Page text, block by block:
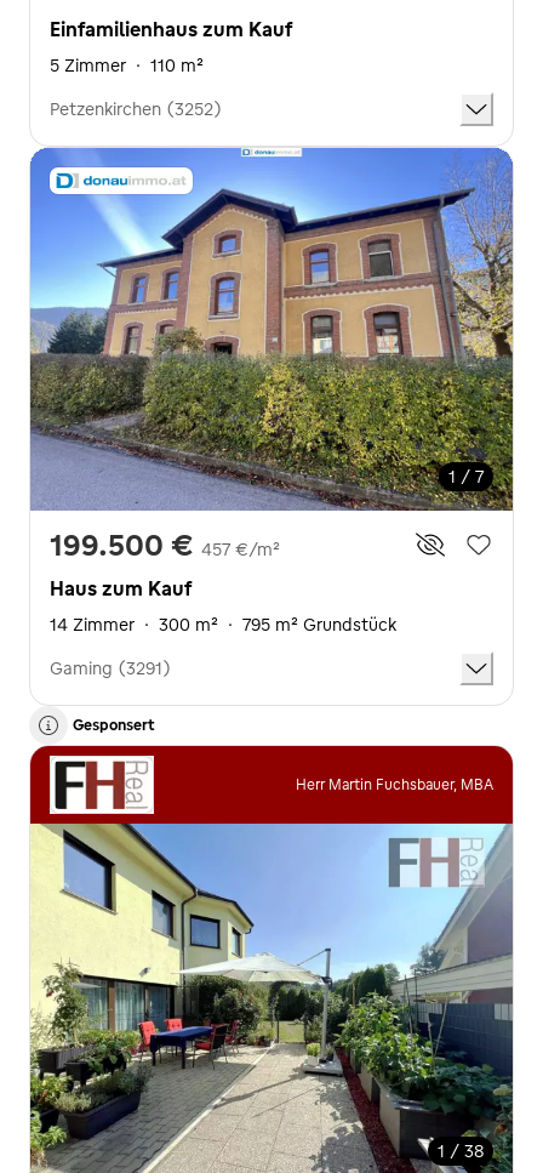
Einfamilienhaus zum Kauf
5 Zimmer · 110 m²
Petzenkirchen (3252)
1 / 7
199.500 € 457 €/m²
Haus zum Kauf
14 Zimmer · 300 m² · 795 m² Grundstück
Gaming (3291)
Gesponsert
Herr Martin Fuchsbauer, MBA
1 / 38